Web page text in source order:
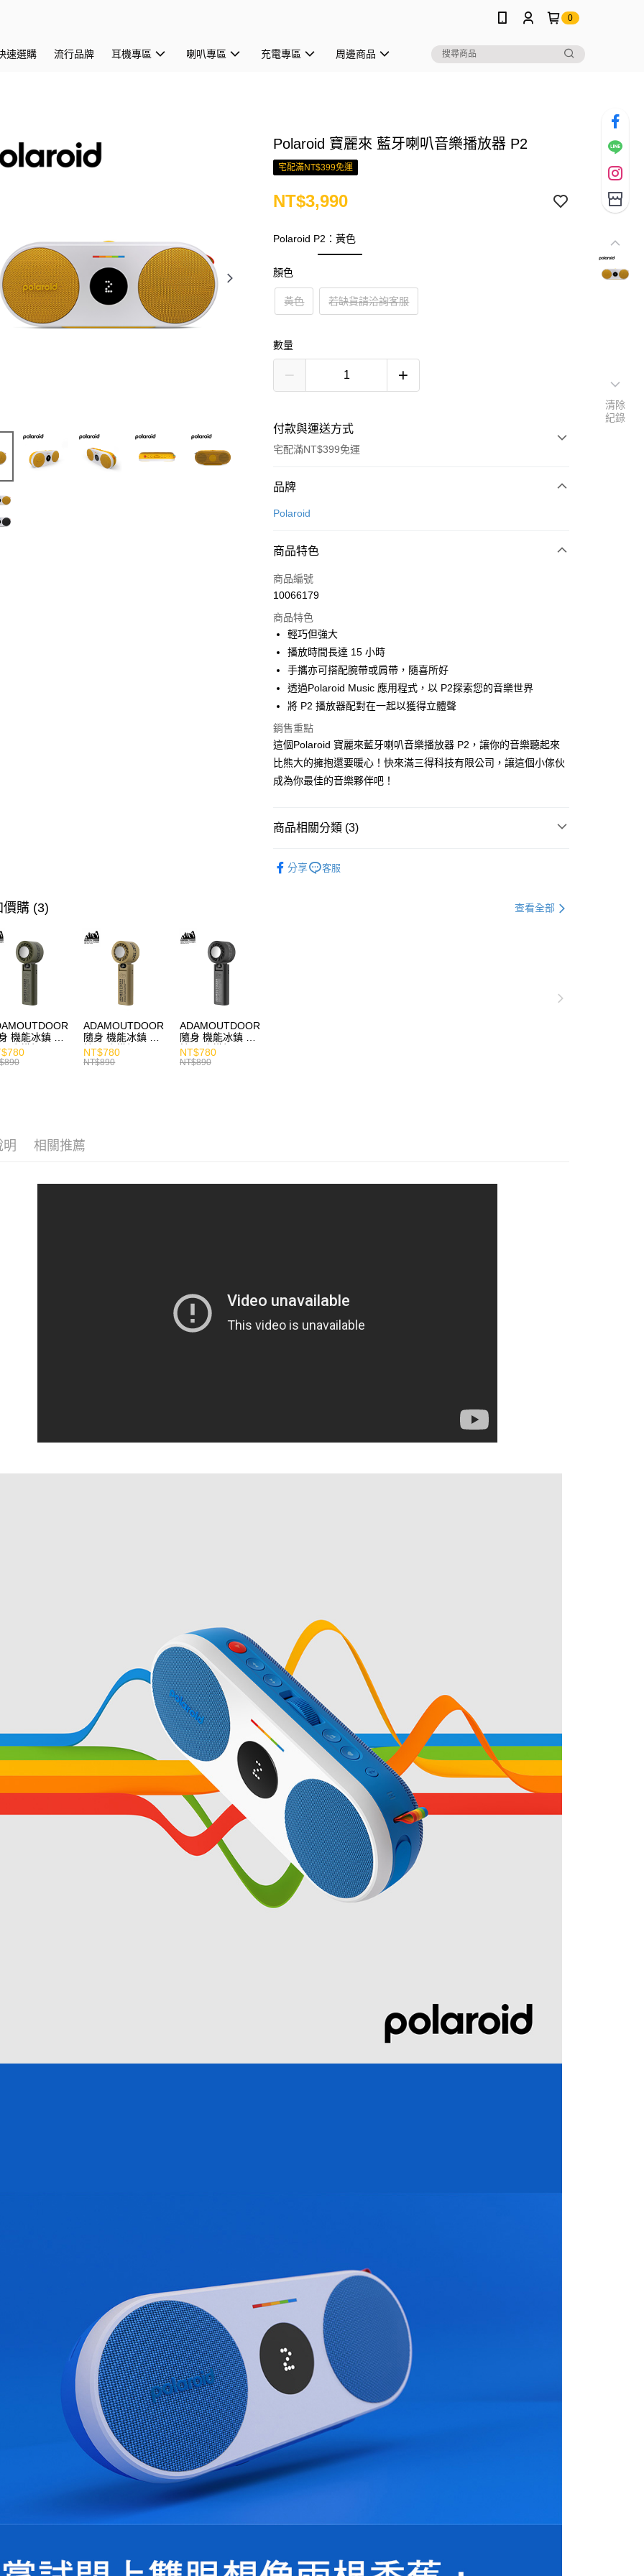
0
速選購 流行品牌 耳機專區 喇叭專區 充電專區 周邊商品
Polaroid 寶麗來 藍牙喇叭音樂播放器 P2
宅配滿NT$399免運
NT$3,990
Polaroid P2：黃色
顏色
黃色 若缺貨請洽詢客服
數量
付款與運送方式
宅配滿NT$399免運
付款方式
信用卡一次付款
街口支付
悠遊付
ATM付款
運送方式
每筆NT$130，滿NT$399(含以上)免運費
品牌
Polaroid
商品特色
商品編號
10066179
商品特色
輕巧但強大
播放時間長達 15 小時
手攜亦可搭配腕帶或肩帶，隨喜所好
透過Polaroid Music 應用程式，以 P2探索您的音樂世界
將 P2 播放器配對在一起以獲得立體聲
銷售重點
這個Polaroid 寶麗來藍牙喇叭音樂播放器 P2，讓你的音樂聽起來
比熊大的擁抱還要暖心！快來滿三得科技有限公司，讓這個小傢伙
成為你最佳的音樂夥伴吧！
商品相關分類 (3)
分享 客服
價購 (3) 查看全部
機能冰鎮 手
扇 掛繩
ADAMOUTDOOR
隨身 機能冰鎮 手
持風扇 掛繩
NT$780
NT$890
ADAMOUTDOOR
隨身 機能冰鎮 手
持風扇 掛繩
NT$780
NT$890
明 相關推薦
清除
紀錄